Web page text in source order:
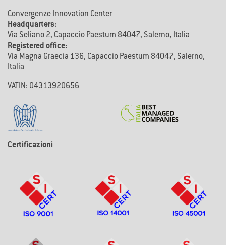
Convergenze Innovation Center
Headquarters:
Via Seliano 2, Capaccio Paestum 84047, Salerno, Italia
Registered office:
Via Magna Graecia 136, Capaccio Paestum 84047, Salerno,
Italia
VATIN: 04313920656
Certificazioni